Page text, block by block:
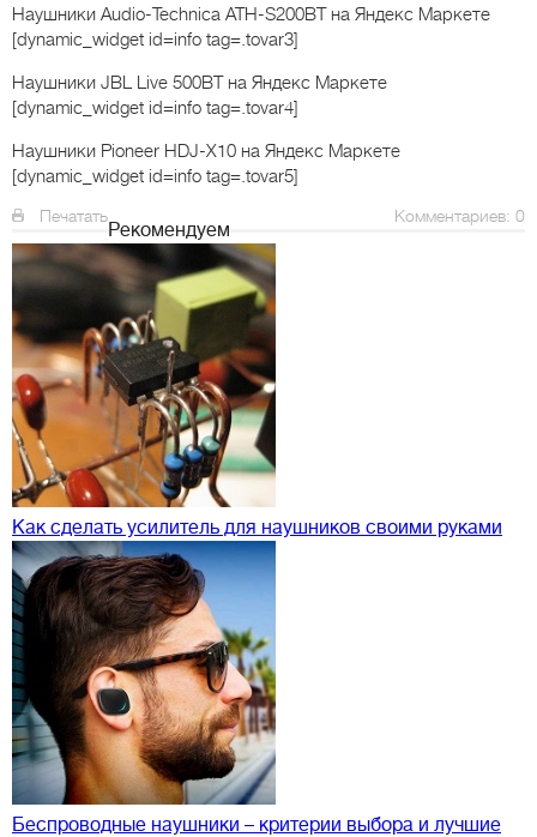
Наушники Audio-Technica ATH-S200BTна Яндекс Маркете
[dynamic_widget id=info tag=.tovar3]
Наушники JBL Live 500BTна Яндекс Маркете
[dynamic_widget id=info tag=.tovar4]
Наушники Pioneer HDJ-X10 на Яндекс Маркете
[dynamic_widget id=info tag=.tovar5]
Печатать Комментариев: 0
Рекомендуем
Как сделать усилитель для наушников своими руками
Беспроводные наушники – критерии выбора и лучшие